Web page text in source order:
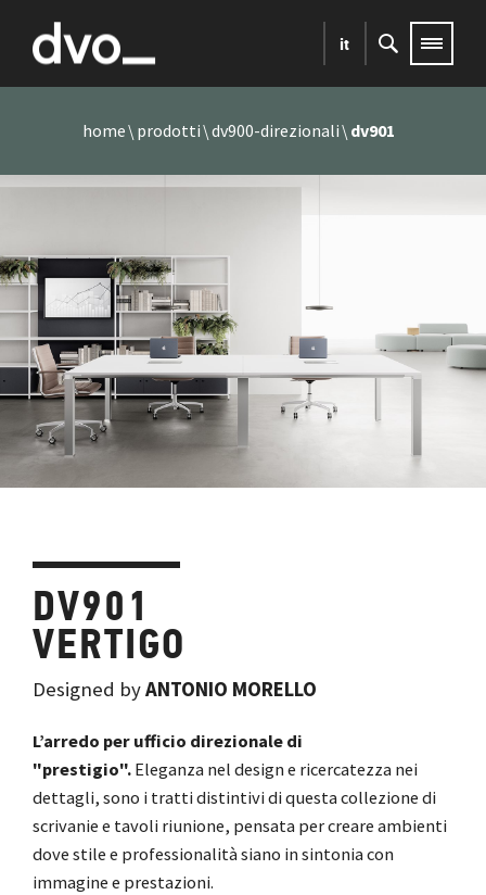
it
home prodotti dv900-direzionali dv901
DV901
VERTIGO
Designed byANTONIO MORELLO
L’arredo per ufficio direzionale di
"prestigio". Eleganza nel design e ricercatezza nei
dettagli, sono i tratti distintivi di questa collezione di
scrivanie e tavoli riunione, pensata per creare ambienti
dove stile e professionalità siano in sintonia con
immagine e prestazioni.